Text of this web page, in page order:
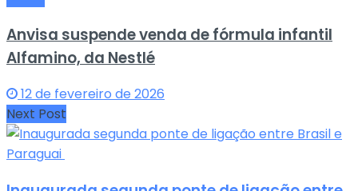
Anvisa suspende venda de fórmula infantil
Alfamino, da Nestlé
12 de fevereiro de 2026
Next Post